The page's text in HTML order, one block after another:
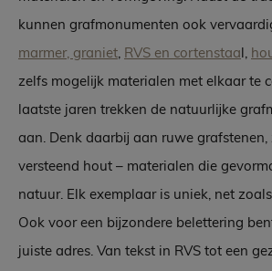
kunnen grafmonumenten ook
marmer, graniet, RVS en cortenstaal,
zelfs mogelijk materialen met elkaar te
laatste jaren trekken de natuurlijke
aan. Denk daarbij aan ruwe
versteend hout – materialen die
natuur. Elk exemplaar is uniek, net
Ook voor een bijzondere belettering
juiste adres. Van tekst in RVS tot een